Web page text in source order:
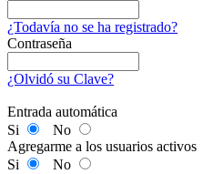
¿Todavía no se ha registrado?
Contraseña
¿Olvidó su Clave?
Entrada automática
Si
No
Agregarme a los usuarios activos
Si
No